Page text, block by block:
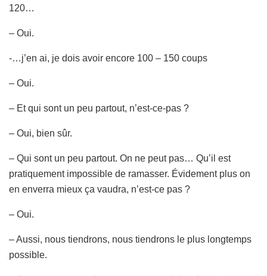
120…
– Oui.
-…j’en ai, je dois avoir encore 100 – 150 coups
– Oui.
– Et qui sont un peu partout, n’est-ce-pas ?
– Oui, bien sûr.
– Qui sont un peu partout. On ne peut pas… Qu’il est
pratiquement impossible de ramasser. Évidement plus on
en enverra mieux ça vaudra, n’est-ce pas ?
– Oui.
– Aussi, nous tiendrons, nous tiendrons le plus longtemps
possible.